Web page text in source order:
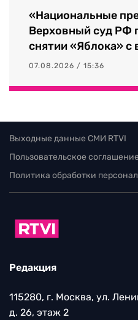
«Национальные
Верховный суд РФ
снятии «Яблока» с
07.08.2026 / 15:36
Выходные данные СМИ RTVI
Пользовательское соглашение
Политика обработки
Редакция
115280, г. Москва, ул.
д. 26, этаж 2